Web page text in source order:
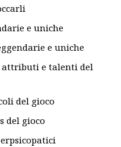
e uniche
e uniche
attributi e talenti del
del gioco
del gioco